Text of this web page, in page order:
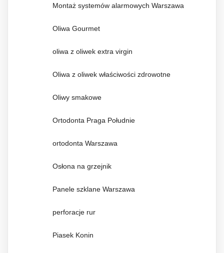
Montaż systemów alarmowych Warszawa
Oliwa Gourmet
oliwa z oliwek extra virgin
Oliwa z oliwek właściwości zdrowotne
Oliwy smakowe
Ortodonta Praga Południe
ortodonta Warszawa
Osłona na grzejnik
Panele szklane Warszawa
perforacje rur
Piasek Konin